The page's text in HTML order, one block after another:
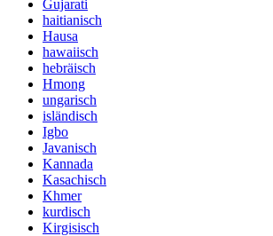
Gujarati
haitianisch
Hausa
hawaiisch
hebräisch
Hmong
ungarisch
isländisch
Igbo
Javanisch
Kannada
Kasachisch
Khmer
kurdisch
Kirgisisch